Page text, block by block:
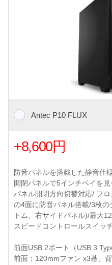
Antec P10 FLUX
+8,600円
防音パネルを搭載した静音仕
開閉パネルで5インチベイを
パネル開閉方向切替対応/ フ
の4面に防音パネル搭載/3枚
トム、右サイドパネル)/最大
スピードコントロールスイッ
前面USB 2ポート（USB 3
前面：120mmファン x3基、